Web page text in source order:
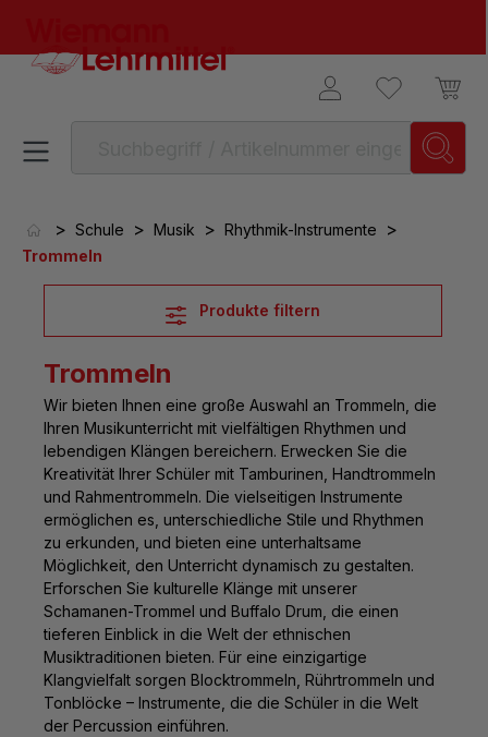
> Schule > Musik > Rhythmik-Instrumente >
Trommeln
Produkte filtern
Trommeln
Wir bieten Ihnen eine große Auswahl an Trommeln, die
Ihren Musikunterricht mit vielfältigen Rhythmen und
lebendigen Klängen bereichern. Erwecken Sie die
Kreativität Ihrer Schüler mit Tamburinen, Handtrommeln
und Rahmentrommeln. Die vielseitigen Instrumente
ermöglichen es, unterschiedliche Stile und Rhythmen
zu erkunden, und bieten eine unterhaltsame
Möglichkeit, den Unterricht dynamisch zu gestalten.
Erforschen Sie kulturelle Klänge mit unserer
Schamanen-Trommel und Buffalo Drum, die einen
tieferen Einblick in die Welt der ethnischen
Musiktraditionen bieten. Für eine einzigartige
Klangvielfalt sorgen Blocktrommeln, Rührtrommeln und
Tonblöcke – Instrumente, die die Schüler in die Welt
der Percussion einführen.